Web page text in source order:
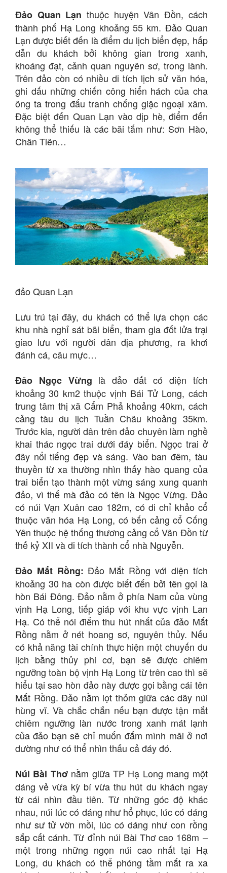
Đảo Quan Lạn thuộc huyện Vân Đồn, cách
thành phố Hạ Long khoảng 55 km. Đảo Quan
Lạn được biết đến là điểm du lịch biển đẹp, hấp
dẫn du khách bởi không gian trong xanh,
khoáng đạt, cảnh quan nguyên sơ, trong lành.
Trên đảo còn có nhiều di tích lịch sử văn hóa,
ghi dấu những chiến công hiển hách của cha
ông ta trong đấu tranh chống giặc ngoại xâm.
Đặc biệt đến Quan Lạn vào dịp hè, điểm đến
không thể thiếu là các bãi tắm như: Sơn Hào,
Chân Tiên…
đảo Quan Lạn
Lưu trú tại đây, du khách có thể lựa chọn các
khu nhà nghỉ sát bãi biển, tham gia đốt lửa trại
giao lưu với người dân địa phương, ra khơi
đánh cá, câu mực…
Đảo Ngọc Vừng là đảo đất có diện tích
khoảng 30 km2 thuộc vịnh Bái Tử Long, cách
trung tâm thị xã Cẩm Phả khoảng 40km, cách
cảng tàu du lịch Tuần Châu khoảng 35km.
Trước kia, người dân trên đảo chuyên làm nghề
khai thác ngọc trai dưới đáy biển. Ngọc trai ở
đây nổi tiếng đẹp và sáng. Vào ban đêm, tàu
thuyền từ xa thường nhìn thấy hào quang của
trai biển tạo thành một vừng sáng xung quanh
đảo, vì thế mà đảo có tên là Ngọc Vừng. Đảo
có núi Vạn Xuân cao 182m, có di chỉ khảo cổ
thuộc văn hóa Hạ Long, có bến cảng cổ Cống
Yên thuộc hệ thống thương cảng cổ Vân Đồn từ
thế kỷ XII và di tích thành cổ nhà Nguyễn.
Đảo Mắt Rồng:Đảo Mắt Rồng với diện tích
khoảng 30 ha còn được biết đến bởi tên gọi là
hòn Bái Đông. Đảo nằm ở phía Nam của vùng
vịnh Hạ Long, tiếp giáp với khu vực vịnh Lan
Hạ. Có thể nói điểm thu hút nhất của đảo Mắt
Rồng nằm ở nét hoang sơ, nguyên thủy. Nếu
có khả năng tài chính thực hiện một chuyến du
lịch bằng thủy phi cơ, bạn sẽ được chiêm
ngưỡng toàn bộ vịnh Hạ Long từ trên cao thì sẽ
hiểu tại sao hòn đảo này được gọi bằng cái tên
Mắt Rồng. Đảo nằm lọt thỏm giữa các dãy núi
hùng vĩ. Và chắc chắn nếu bạn được tận mắt
chiêm ngưỡng làn nước trong xanh mát lạnh
của đảo bạn sẽ chỉ muốn đắm mình mãi ở nơi
dường như có thể nhìn thấu cả đáy đó.
Núi Bài Thơnằm giữa TP Hạ Long mang một
dáng vẻ vừa kỳ bí vừa thu hút du khách ngay
từ cái nhìn đầu tiên. Từ những góc độ khác
nhau, núi lúc có dáng như hổ phục, lúc có dáng
như sư tử vờn mồi, lúc có dáng như con rồng
sắp cất cánh. Từ đỉnh núi Bài Thơ cao 168m –
một trong những ngọn núi cao nhất tại Hạ
Long, du khách có thể phóng tầm mắt ra xa